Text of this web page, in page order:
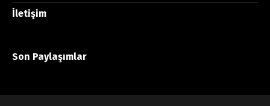
İletişim
Son Paylaşımlar